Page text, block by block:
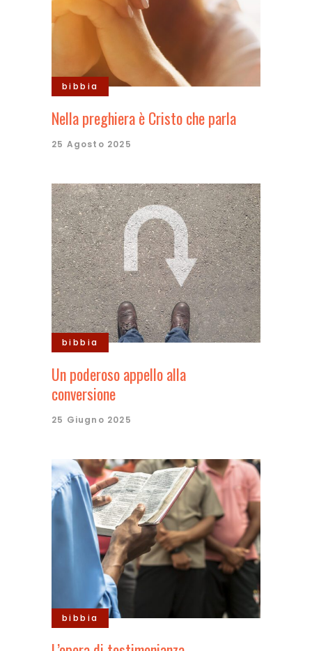
bibbia
Nella preghiera è Cristo che parla
25 Agosto 2025
bibbia
Un poderoso appello alla
conversione
25 Giugno 2025
bibbia